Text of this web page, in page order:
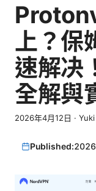
上？保
速解决
全解與
2026年4月12日 ·
Published: